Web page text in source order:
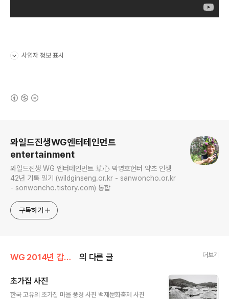
사업자 정보 표시
와일드진생WG엔터테인먼트
entertainment
와일드진생 WG 엔터테인먼트 草心 박영호헌터 약초 인생
42년 기록 일기 (wildginseng.or.kr - sanwoncho.or.kr
- sonwoncho.tistory.com) 통합
구독하기
WG 2014년 갑오년 기록 의 다른 글 더보기
초가집 사진
한국 고유의 초가집 마을 풍경 사진 백제문화축제 사진